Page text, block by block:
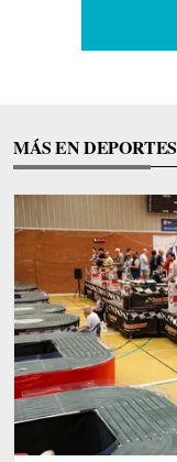
MÁS EN DEPORTES